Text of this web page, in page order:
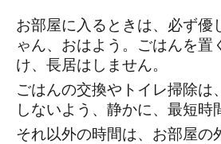
お部屋に入るときは、必ず優
ゃん、おはよう。ごはんを置
け、長居はしません。
ごはんの交換やトイレ掃除は
しないよう、静かに、最短時
それ以外の時間は、お部屋の